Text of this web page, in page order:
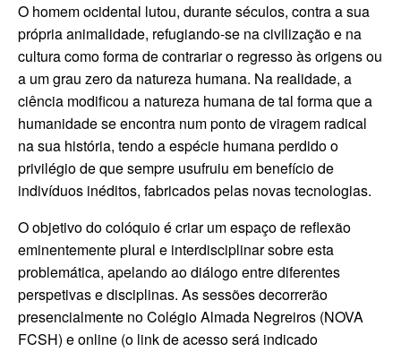
O homem ocidental lutou, durante séculos, contra a sua
própriaanimalidade, refugiando-se na civilização e na
cultura como forma de contrariar o regresso às origens ou
a um grau zero da natureza humana. Na realidade, a
ciência modificou a natureza humana de tal forma que a
humanidade se encontra num ponto de viragem radical
na sua história, tendo a espécie humana perdido o
privilégio de que sempre usufruiu em benefício de
indivíduos inéditos, fabricados pelas novas tecnologias.
O objetivo do colóquio é criar um espaço de reflexão
eminentemente plural e interdisciplinar sobre esta
problemática, apelando ao diálogo entre diferentes
perspetivas e disciplinas. As sessões decorrerão
presencialmente no Colégio Almada Negreiros (NOVA
FCSH) e online (o link de acesso será indicado